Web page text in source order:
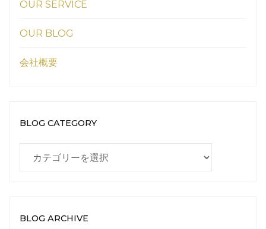
OUR SERVICE
OUR BLOG
会社概要
BLOG CATEGORY
BLOG
BLOG ARCHIVE